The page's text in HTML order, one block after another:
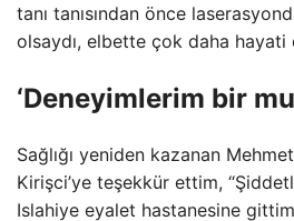
tanı tanısından önce
olsaydı, elbette çok daha
‘Deneyimlerim bir
Sağlığı yeniden kazanan
Kirişci’ye teşekkür ettim,
Islahiye eyalet hastanesine